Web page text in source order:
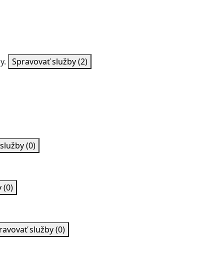
Spravovať služby(2)
(0)
(0)
služby(0)